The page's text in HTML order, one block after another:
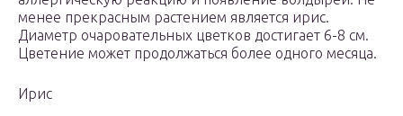
менее прекрасным растением является ирис.
Диаметр очаровательных цветков достигает 6-8 см.
Цветение может продолжаться более одного месяца.
Ирис